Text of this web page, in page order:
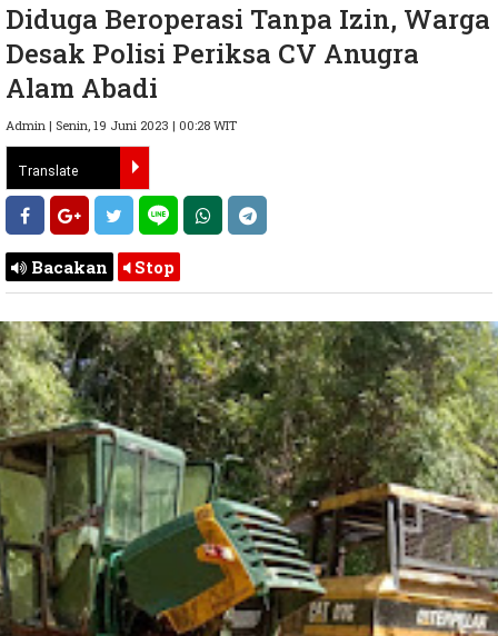
Diduga Beroperasi Tanpa Izin, Warga
Desak Polisi Periksa CV Anugra
Alam Abadi
Admin | Senin, 19 Juni 2023 | 00:28 WIT
Bacakan Stop